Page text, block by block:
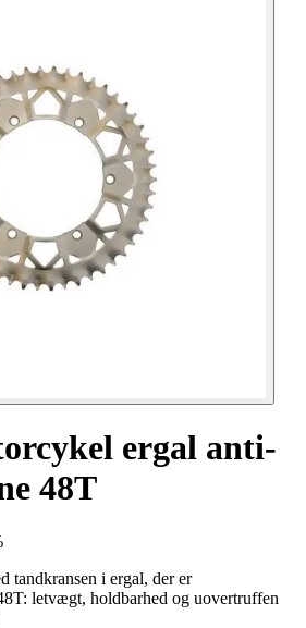
ergal anti-
48T
tandkransen i ergal, der er
letvægt, holdbarhed og uovertruffen